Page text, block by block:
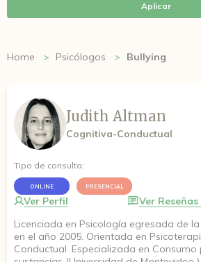
Aplicar
Home Psicólogos Bullying
Judith Altman
Cognitiva-Conductual
Tipo de consulta:
ONLINE PRESENCIAL
Ver Perfil
Ver Reseñas
Licenciada en Psicología egresada de
en el año 2005. Orientada en
Conductual. Especializada en